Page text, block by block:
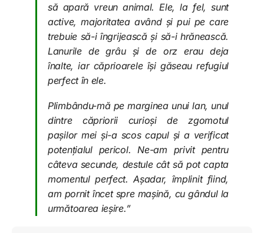
să apară vreun animal. Ele, la fel, sunt
active, majoritatea având și pui pe care
trebuie să-i îngrijească și să-i hrănească.
Lanurile de grâu și de orz erau deja
înalte, iar căprioarele își găseau refugiul
perfect în ele.
Plimbându-mă pe marginea unui lan, unul
dintre căpriorii curioși de zgomotul
pașilor mei și-a scos capul și a verificat
potențialul pericol. Ne-am privit pentru
câteva secunde, destule cât să pot capta
momentul perfect. Așadar, împlinit fiind,
am pornit încet spre mașină, cu gândul la
următoarea ieșire.”